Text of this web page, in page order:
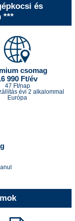
és
***
csomag
990 Ft/év
47 Ft/nap
évi 2 alkalommal
Európa